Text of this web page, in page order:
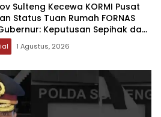
Sulteng Kecewa KORMI Pusat
Status Tuan Rumah FORNAS
Keputusan Sepihak dan
1 Agustus, 2026